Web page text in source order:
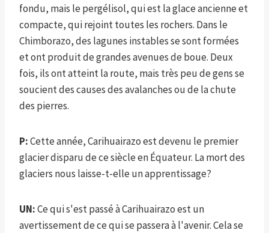
fondu, mais le pergélisol, qui est la glace ancienne et
compacte, qui rejoint toutes les rochers. Dans le
Chimborazo, des lagunes instables se sont formées
et ont produit de grandes avenues de boue. Deux
fois, ils ont atteint la route, mais très peu de gens se
soucient des causes des avalanches ou de la chute
des pierres.
P:Cette année, Carihuairazo est devenu le premier
glacier disparu de ce siècle en Équateur. La mort des
glaciers nous laisse-t-elle un apprentissage?
UN:Ce qui s'est passé à Carihuairazo est un
avertissement de ce qui se passera à l'avenir. Cela se